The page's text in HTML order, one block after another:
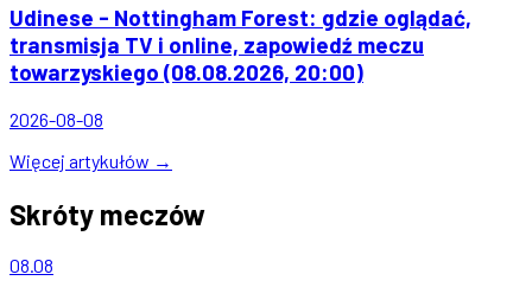
Udinese - Nottingham Forest: gdzie oglądać,
transmisja TV i online, zapowiedź meczu
towarzyskiego (08.08.2026, 20:00)
2026-08-08
Więcej artykułów →
Skróty meczów
08.08